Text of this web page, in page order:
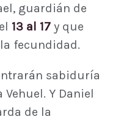
guardián de
13 al 17 y que
fecundidad.
sabiduría
Y Daniel
de la